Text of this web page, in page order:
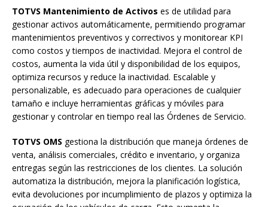
TOTVS Mantenimiento de Activos es de utilidad para
gestionar activos automáticamente, permitiendo programar
mantenimientos preventivos y correctivos y monitorear KPI
como costos y tiempos de inactividad. Mejora el control de
costos, aumenta la vida útil y disponibilidad de los equipos,
optimiza recursos y reduce la inactividad. Escalable y
personalizable, es adecuado para operaciones de cualquier
tamaño e incluye herramientas gráficas y móviles para
gestionar y controlar en tiempo real las Órdenes de Servicio.
TOTVS OMS gestiona la distribución que maneja órdenes de
venta, análisis comerciales, crédito e inventario, y organiza
entregas según las restricciones de los clientes. La solución
automatiza la distribución, mejora la planificación logística,
evita devoluciones por incumplimiento de plazos y optimiza la